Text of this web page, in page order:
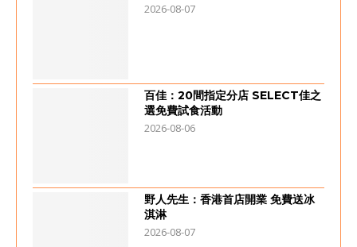
2026-08-07
百佳：20間指定分店 SELECT佳之
選免費試食活動
2026-08-06
野人先生：香港首店開業 免費送冰
淇淋
2026-08-07